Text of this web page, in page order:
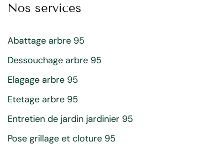
Nos services
Abattage arbre 95
Dessouchage arbre 95
Elagage arbre 95
Etetage arbre 95
Entretien de jardin jardinier 95
Pose grillage et cloture 95